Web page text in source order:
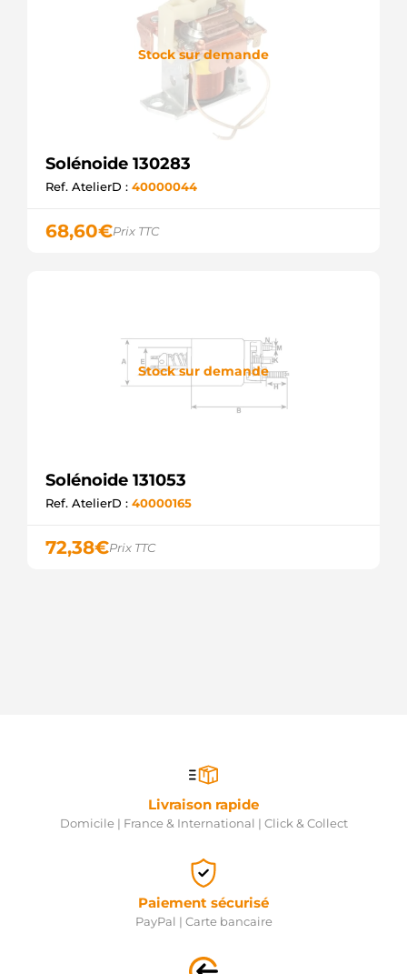
Stock sur demande
Solénoide 130283
Ref. AtelierD : 40000044
68,60€Prix TTC
Stock sur demande
Solénoide 131053
Ref. AtelierD : 40000165
72,38€Prix TTC
Livraison rapide
Domicile | France & International | Click & Collect
Paiement sécurisé
PayPal | Carte bancaire